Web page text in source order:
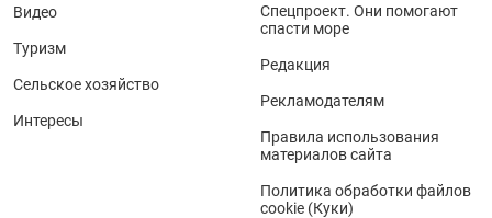
Видео
Туризм
Сельское хозяйство
Интересы
Спецпроект. Они помогают
спасти море
Редакция
Рекламодателям
Правила использования
материалов сайта
Политика обработки файлов
cookie (Куки)